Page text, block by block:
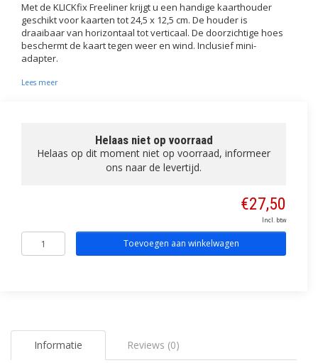
Met de KLICKfix Freeliner krijgt u een handige kaarthouder
geschikt voor kaarten tot 24,5 x 12,5 cm. De houder is
draaibaar van horizontaal tot verticaal. De doorzichtige hoes
beschermt de kaart tegen weer en wind. Inclusief mini-
adapter.
Lees meer
Helaas niet op voorraad
Helaas op dit moment niet op voorraad, informeer
ons naar de levertijd.
€27,50
Incl. btw
Toevoegen aan winkelwagen
Informatie Reviews (0)